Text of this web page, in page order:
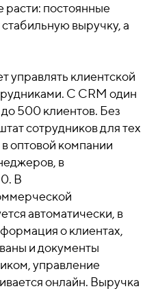
расти: постоянные
выручку, а
управлять клиентской
С СRM один
500 клиентов. Без
сотрудников для тех
оптовой компании
в
В
автоматически, в
о клиентах,
и документы
управление
онлайн. Выручка